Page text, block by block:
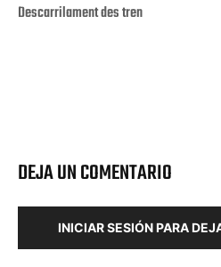
Descarrilament des tren
DEJA UN COMENTARIO
INICIAR SESIÓN PARA